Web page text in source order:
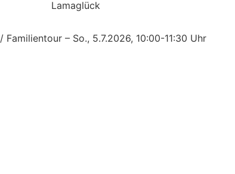
Lamaglück
/ Familientour – So., 5.7.2026, 10:00-11:30 Uhr